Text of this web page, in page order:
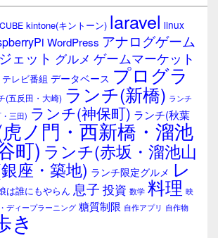
kintone(キントーン) laravel linux
WordPress アナログゲーム
ェット グルメ ゲームマーケット
テレビ番組 データベース プログラ
(五反田・大崎) ランチ(新橋) ランチ
三田) ランチ(神保町) ランチ(秋葉
ノ門・西新橋・溜池
町) ランチ(赤坂・溜池山
座・築地) ランチ限定グルメ レ
は誰にもやらん 息子 投資 数学 料理 映
ディープラーニング 糖質制限 自作アプリ 自作物
き